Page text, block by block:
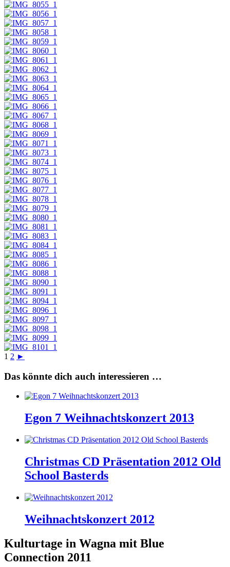
1 2 ►
Das könnte dich auch interessieren …
Egon 7 Weihnachtskonzert 2013
Christmas CD Präsentation 2012 Old
School Basterds
Weihnachtskonzert 2012
Kulturtage in Wagna mit Blue
Connection 2011